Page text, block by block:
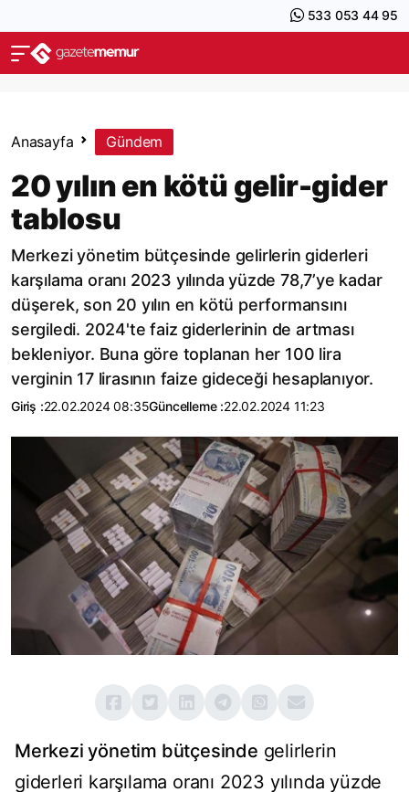
533 053 44 95
Anasayfa Gündem
20 yılın en kötü gelir-gider
tablosu
Merkezi yönetim bütçesinde gelirlerin giderleri
karşılama oranı 2023 yılında yüzde 78,7’ye kadar
düşerek, son 20 yılın en kötü performansını
sergiledi. 2024'te faiz giderlerinin de artması
bekleniyor. Buna göre toplanan her 100 lira
verginin 17 lirasının faize gideceği hesaplanıyor.
Giriş :22.02.2024 08:35Güncelleme :22.02.2024 11:23
Merkezi yönetim bütçesinde gelirlerin
giderleri karşılama oranı 2023 yılında yüzde